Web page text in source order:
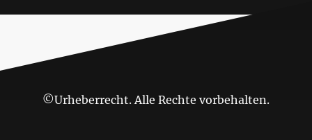
©Urheberrecht. Alle Rechte vorbehalten.